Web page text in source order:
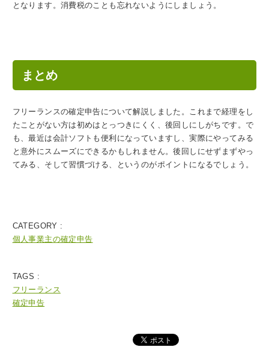
となります。消費税のことも忘れないようにしましょう。
まとめ
フリーランスの確定申告について解説しました。これまで経理をし
たことがない方は初めはとっつきにくく、後回しにしがちです。で
も、最近は会計ソフトも便利になっていますし、実際にやってみる
と意外にスムーズにできるかもしれません。後回しにせずまずやっ
てみる、そして習慣づける、というのがポイントになるでしょう。
CATEGORY :
個人事業主の確定申告
TAGS :
フリーランス
確定申告